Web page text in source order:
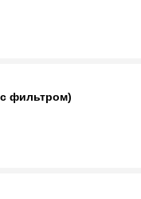
фильтром)